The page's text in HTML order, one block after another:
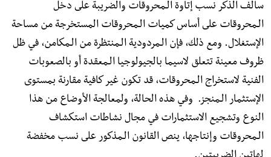
سالف الذكر نسب إتاوة الـمحروقات والضريبة على دخل
الـمحروقات على أساس كميات الـمحروقات المستخرجة من مساحة
الإستغلال. ومع ذلك، فإن الـمردودية الـمنتظرة من الـمكامن، في ظل
ظروف معينة تتعلق لاسيما بالجيولوجيا الـمعقدة أو بالصعوبات
الفنية لاستخراج الـمحروقات، قد تكون غير كافية مقارنة بمستوى
الإستثمار الـمنجز. وفي هذه الحالة، ولمعالجة الأوضاع من هذا
النوع وتشجيع الاستثمارات في مجال نشاطات استكشاف
الـمحروقات وإنتاجها، ينص القانون الـمذكور على نسب مخفضة